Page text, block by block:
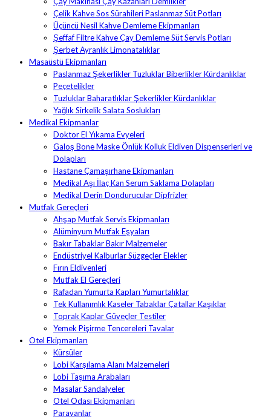
Çelik Kahve Sos Sürahileri Paslanmaz Süt Potları
Üçüncü Nesil Kahve Demleme Ekipmanları
Şeffaf Filtre Kahve Çay Demleme Süt Servis Potları
Şerbet Ayranlık Limonatalıklar
Masaüstü Ekipmanları
Paslanmaz Şekerlikler Tuzluklar Biberlikler Kürdanlıklar
Peçetelikler
Tuzluklar Baharatlıklar Şekerlikler Kürdanlıklar
Yağlık Sirkelik Salata Soslukları
Medikal Ekipmanlar
Doktor El Yıkama Evyeleri
Galoş Bone Maske Önlük Kolluk Eldiven Dispenserleri ve
Dolapları
Hastane Çamaşırhane Ekipmanları
Medikal Aşı İlaç Kan Serum Saklama Dolapları
Medikal Derin Dondurucular Dipfrizler
Mutfak Gereçleri
Ahşap Mutfak Servis Ekipmanları
Alüminyum Mutfak Eşyaları
Bakır Tabaklar Bakır Malzemeler
Endüstriyel Kalburlar Süzgeçler Elekler
Fırın Eldivenleri
Mutfak El Gereçleri
Rafadan Yumurta Kapları Yumurtalıklar
Tek Kullanımlık Kaseler Tabaklar Çatallar Kaşıklar
Toprak Kaplar Güveçler Testiler
Yemek Pişirme Tencereleri Tavalar
Otel Ekipmanları
Kürsüler
Lobi Karşılama Alanı Malzemeleri
Lobi Taşıma Arabaları
Masalar Sandalyeler
Otel Odası Ekipmanları
Paravanlar